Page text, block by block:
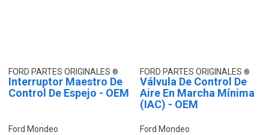
FORD PARTES ORIGINALES
Interruptor Maestro De
Control De Espejo - OEM
Ford Mondeo
FORD PARTES ORIGINALES
Válvula De Control De
Aire En Marcha Mínima
(IAC) - OEM
Ford Mondeo